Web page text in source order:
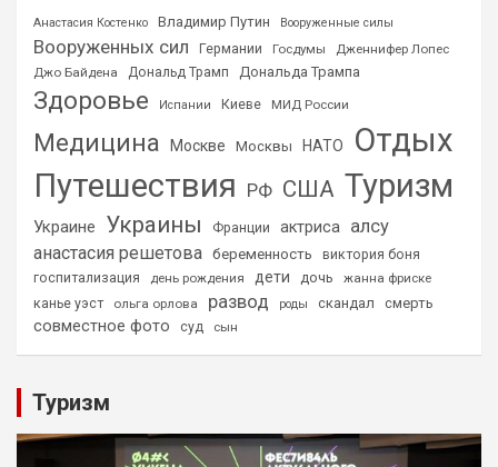
Анастасия Костенко Владимир Путин Вооруженные силы
Вооруженных сил Германии Госдумы
Дженнифер Лопес
Джо Байдена
Дональд Трамп Дональда Трампа
Здоровье Испании Киеве МИД России
Медицина Москве Москвы НАТО
Отдых
Путешествия РФ США Туризм
Украине Украины Франции актриса алсу
анастасия решетова беременность
виктория боня
госпитализация
день рождения дети дочь
жанна фриске
канье уэст
ольга орлова развод роды скандал смерть
совместное фото суд сын
Туризм